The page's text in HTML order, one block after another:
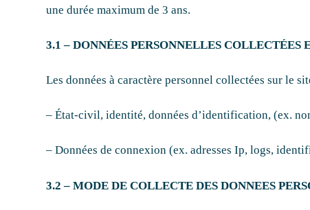
une durée maximum de 3 ans.
3.1 – DONNÉES PERSONNELLES COLLECTÉES
Les données à caractère personnel collectées sur le
– État-civil, identité, données d’identification, (ex.
– Données de connexion (ex. adresses Ip, logs,
3.2 – MODE DE COLLECTE DES DONNEES